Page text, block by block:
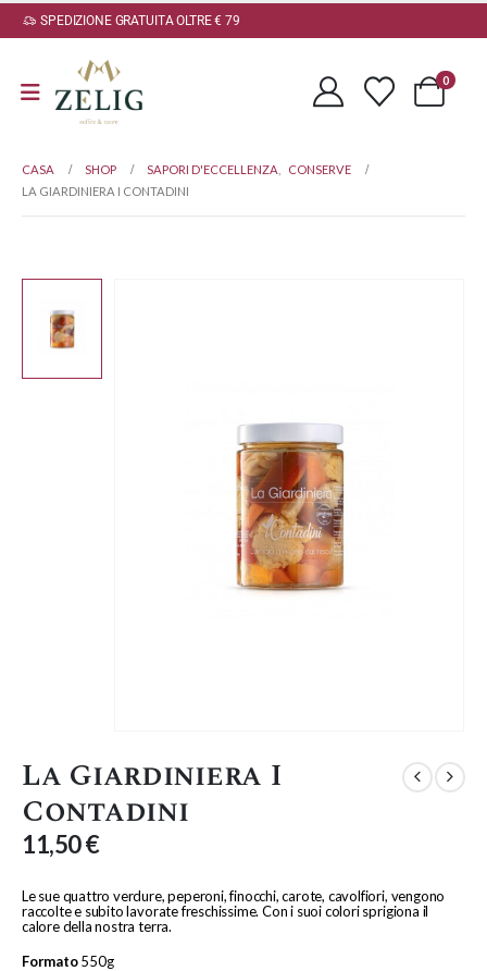
SPEDIZIONE GRATUITA OLTRE € 79
0
CASA SHOP SAPORI D'ECCELLENZA
CONSERVE
LA GIARDINIERA I CONTADINI
La Giardiniera I
Contadini
11,50€
Le sue quattro verdure, peperoni, finocchi, carote, cavolfiori, vengono
raccolte e subito lavorate freschissime. Con i suoi colori sprigiona il
calore della nostra terra.
Formato550g